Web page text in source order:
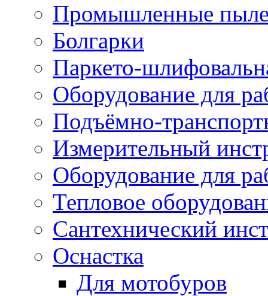
Промышленные
Болгарки
Паркето-
Оборудование для
Подъёмно-
Измерительный
Оборудование для
Тепловое
Сантехнический
Оснастка
Для мотобуров